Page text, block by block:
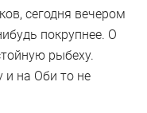
сегодня вечером
покрупнее. О
рыбеху.
и на Оби то не